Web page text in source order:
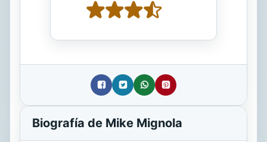
Biografía de Mike Mignola